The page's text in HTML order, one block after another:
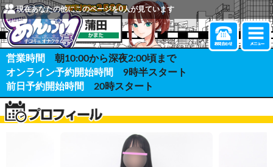
営業時間
朝10:00から深夜2:00頃まで
オンライン予約開始時間
9時半スタート
前日予約開始時間
20時スタート
現在あなたの他にこのページを0人が見ています